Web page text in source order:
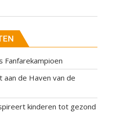
Fanfarekampioen
de Haven van de
kinderen tot gezond